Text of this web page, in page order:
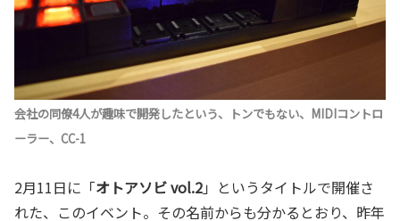
会社の同僚4人が趣味で開発したという、トンでもない、MIDIコントロ
ーラー、CC-1
2月11日に「オトアソビ vol.2」というタイトルで開催さ
れた、このイベント。その名前からも分かるとおり、昨年